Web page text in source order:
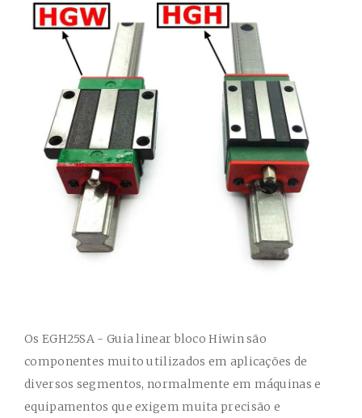
Os EGH25SA - Guia linear bloco Hiwinsão
componentes muito utilizados em aplicações de
diversos segmentos, normalmente em máquinas e
equipamentos que exigem muita precisão e